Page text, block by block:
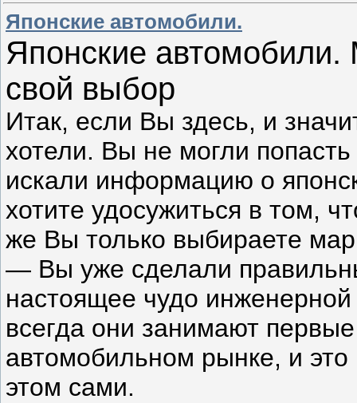
Японские автомобили.
Японские
свой выбор
Итак, если Вы здесь, и
хотели. Вы не могли
искали информацию о
хотите удосужиться в том,
же Вы только выбираете
— Вы уже сделали
настоящее чудо
всегда они занимают
автомобильном рынке, и
этом сами.